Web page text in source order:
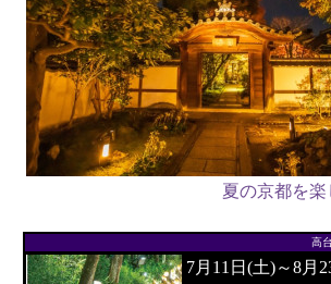
夏の京都を
高
7月11日(土)～8月